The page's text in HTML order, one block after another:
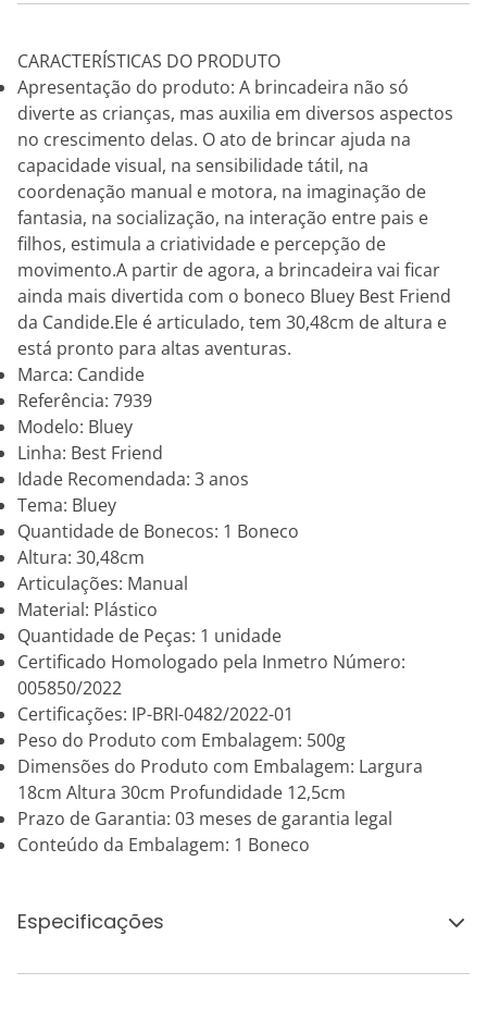
CARACTERÍSTICAS DO PRODUTO
Apresentação do produto: A brincadeira não só
diverte as crianças, mas auxilia em diversos aspectos
no crescimento delas. O ato de brincar ajuda na
capacidade visual, na sensibilidade tátil, na
coordenação manual e motora, na imaginação de
fantasia, na socialização, na interação entre pais e
filhos, estimula a criatividade e percepção de
movimento.A partir de agora, a brincadeira vai ficar
ainda mais divertida com o boneco Bluey Best Friend
da Candide.Ele é articulado, tem 30,48cm de altura e
está pronto para altas aventuras.
Marca: Candide
Referência: 7939
Modelo: Bluey
Linha: Best Friend
Idade Recomendada: 3 anos
Tema: Bluey
Quantidade de Bonecos: 1 Boneco
Altura: 30,48cm
Articulações: Manual
Material: Plástico
Quantidade de Peças: 1 unidade
Certificado Homologado pela Inmetro Número:
005850/2022
Certificações: IP-BRI-0482/2022-01
Peso do Produto com Embalagem: 500g
Dimensões do Produto com Embalagem: Largura
18cm Altura 30cm Profundidade 12,5cm
Prazo de Garantia: 03 meses de garantia legal
Conteúdo da Embalagem: 1 Boneco
Especificações